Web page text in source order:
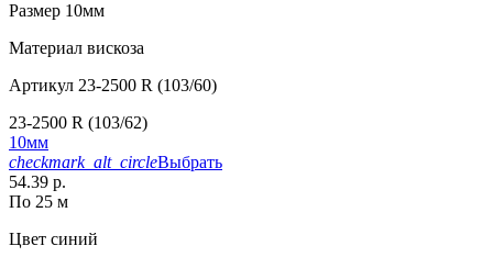
Размер 10мм
Материал вискоза
Артикул 23-2500 R (103/60)
23-2500 R (103/62)
10мм
checkmark_alt_circleВыбрать
54.39 р.
По 25 м
Цвет синий